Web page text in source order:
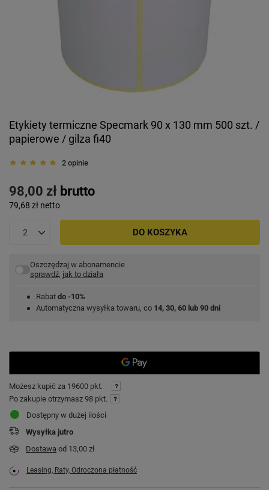
Etykiety termiczne Specmark 90 x 130 mm 500 szt. /
papierowe / gilza fi40
2 opinie
98,00 zł brutto
79,68 zł netto
DO KOSZYKA
Oszczędzaj w abonamencie
sprawdź, jak to działa
Rabat do -10%
Automatyczna wysyłka towaru, co 14, 30, 60 lub 90 dni
Możesz kupić za 19600 pkt.
Po zakupie otrzymasz 98 pkt.
Dostępny w dużej ilości
Wysyłka jutro
Dostawa od 13,00 zł
Leasing, Raty, Odroczona płatność